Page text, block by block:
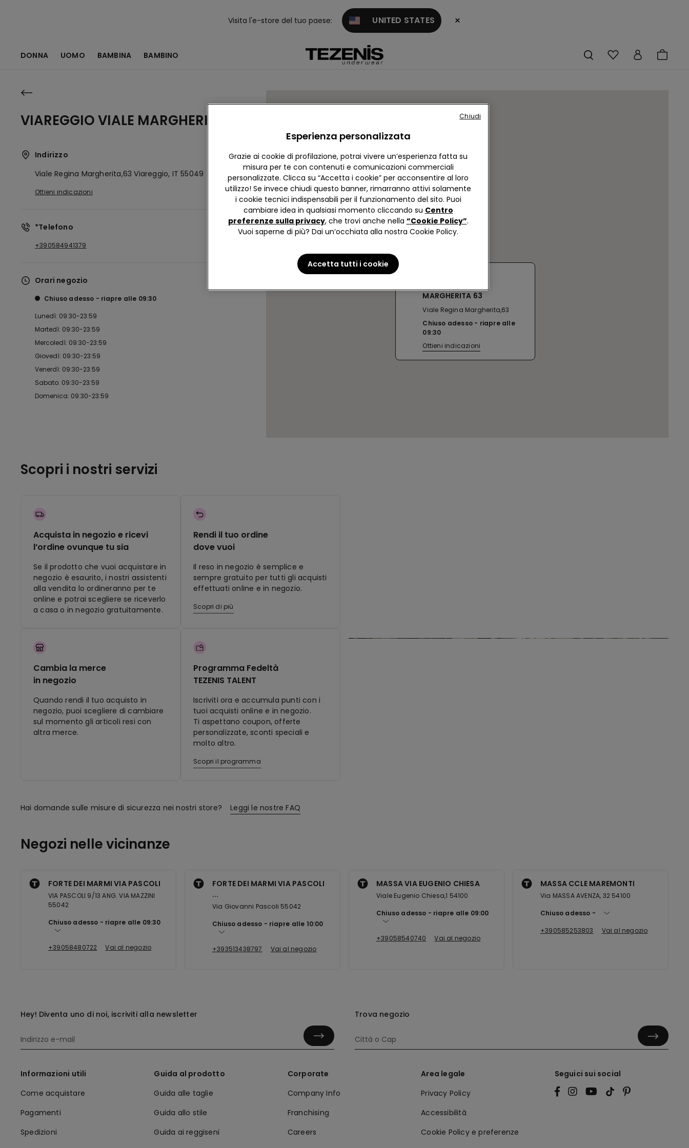
Visita l'e-store del tuo paese: UNITED STATES ×
DONNA UOMO BAMBINA BAMBINO
VIAREGGIO VIALE MARGHERITA 63
Indirizzo
Viale Regina Margherita,63Viareggio, IT55049
Ottieni indicazioni
*Telefono
+390584941379
Orari negozio
Chiuso adesso riapre alle 09:30
Lunedì: 09:30-23:59
Martedì: 09:30-23:59
Mercoledì: 09:30-23:59
Giovedì: 09:30-23:59
Venerdì: 09:30-23:59
Sabato: 09:30-23:59
Domenica: 09:30-23:59
MARGHERITA 63
Viale Regina Margherita,63
Chiuso adesso
riapre alle
09:30
Ottieni indicazioni
Scopri i nostri servizi
Acquista in negozio e ricevi
l’ordine ovunque tu sia
Se il prodotto che vuoi acquistare in
negozio è esaurito, i nostri assistenti
alla vendita lo ordineranno per te
online e potrai scegliere se riceverlo
a casa o in negozio gratuitamente.
Rendi il tuo ordine
dove vuoi
Il reso in negozio è semplice e
sempre gratuito per tutti gli acquisti
effettuati online e in negozio.
Scopri di più
Cambia la merce
in negozio
Quando rendi il tuo acquisto in
negozio, puoi scegliere di cambiare
sul momento gli articoli resi con
altra merce.
Programma Fedeltà
TEZENIS TALENT
Iscriviti ora e accumula punti con i
tuoi acquisti online e in negozio.
Ti aspettano coupon, offerte
personalizzate, sconti speciali e
molto altro.
Scopri il programma
Hai domande sulle misure di sicurezza nei nostri store? Leggi le nostre FAQ
Negozi nelle vicinanze
FORTE DEI MARMI VIA PASCOLI
VIA PASCOLI 9/13 ANG. VIA MAZZINI
55042
Chiuso adesso
riapre alle 09:30
+39058480722 Vai al negozio
FORTE DEI MARMI VIA PASCOLI
...
Via Giovanni Pascoli 55042
Chiuso adesso
riapre alle 10:00
+393513438797 Vai al negozio
MASSA VIA EUGENIO CHIESA
Viale Eugenio Chiesa,1 54100
Chiuso adesso
riapre alle 09:00
+39058540740 Vai al negozio
MASSA CCLE MAREMONTI
Via MASSA AVENZA, 32 54100
Chiuso adesso
+390585253803
Vai al negozio
Hey! Diventa uno di noi, iscriviti alla newsletter Trova negozio
Informazioni utili
Come acquistare
Pagamenti
Spedizioni
Guida al prodotto
Guida alle taglie
Guida allo stile
Guida ai reggiseni
Corporate
Company Info
Franchising
Careers
Area legale
Privacy Policy
Accessibilità
Cookie Policy e preferenze
Seguici sui social
Esperienza personalizzata
Grazie ai cookie di profilazione, potrai vivere un’esperienza fatta su
misura per te con contenuti e comunicazioni commerciali
personalizzate. Clicca su “Accetta i cookie” per acconsentire al loro
utilizzo! Se invece chiudi questo banner, rimarranno attivi solamente
i cookie tecnici indispensabili per il funzionamento del sito. Puoi
cambiare idea in qualsiasi momento cliccando su Centro
preferenze sulla privacy, che trovi anche nella “Cookie Policy”.
Vuoi saperne di più? Dai un’occhiata alla nostra Cookie Policy.
Accetta tutti i cookie
Chiudi